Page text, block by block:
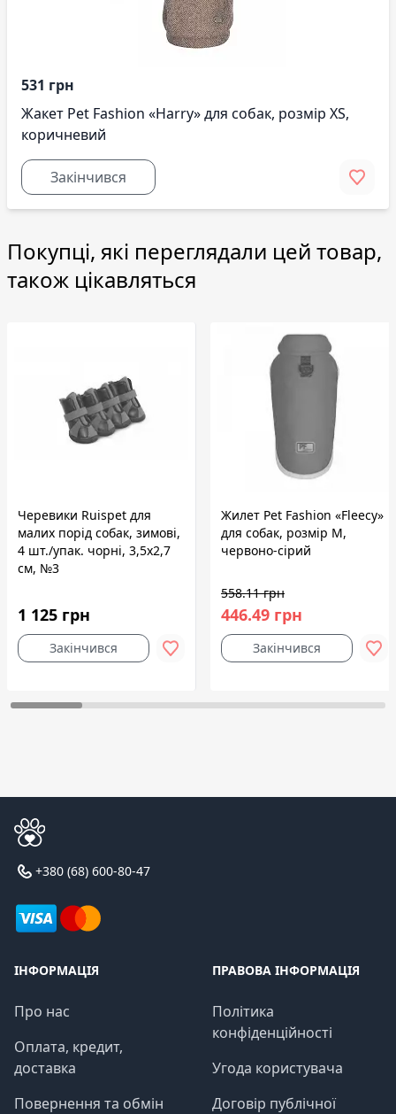
531 грн
Жакет Pet Fashion «Harry» для собак, розмір XS,
коричневий
Закінчився
Покупці, які переглядали цей товар,
також цікавляться
Черевики Ruispet для
малих порід собак, зимові,
4 шт./упак. чорні, 3,5x2,7
см, №3
1 125 грн
Закінчився
Жилет Pet Fashion «Fleecy»
для собак, розмір M,
червоно-сірий
558.11 грн
446.49 грн
Закінчився
+380 (68) 600-80-47
ІНФОРМАЦІЯ
Про нас
Оплата, кредит,
доставка
Повернення та обмін
ПРАВОВА ІНФОРМАЦІЯ
Політика
конфіденційності
Угода користувача
Договір публічної